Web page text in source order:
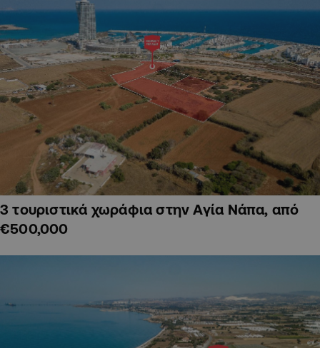
3 τουριστικά χωράφια στην Αγία Νάπα, από
€500,000